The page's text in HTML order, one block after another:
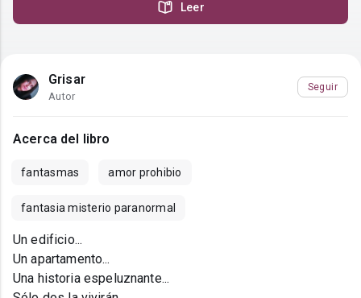
Leer
Grisar
Autor
Seguir
Acerca del libro
fantasmas amor prohibio
fantasia misterio paranormal
Un edificio...
Un apartamento...
Una historia espeluznante...